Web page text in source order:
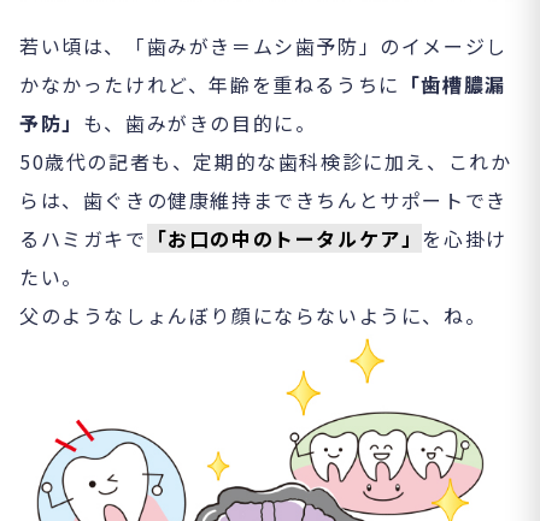
若い頃は、「歯みがき＝ムシ歯予防」のイメージし
かなかったけれど、年齢を重ねるうちに 「歯槽膿漏
予防」 も、歯みがきの目的に。
50歳代の記者も、定期的な歯科検診に加え、これか
らは、歯ぐきの健康維持まできちんとサポートでき
るハミガキで 「お口の中のトータルケア」 を心掛け
たい。
父のようなしょんぼり顔にならないように、ね。